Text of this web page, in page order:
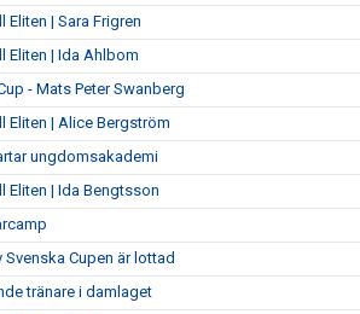
Eliten | Sara Frigren
Eliten | Ida Ahlbom
- Mats Peter Swanberg
Eliten | Alice Bergström
ungdomsakademi
Eliten | Ida Bengtsson
Svenska Cupen är lottad
tränare i damlaget